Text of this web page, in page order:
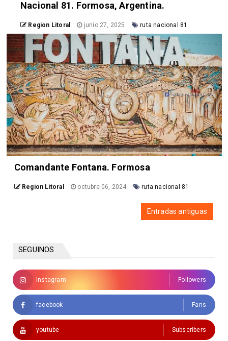
Nacional 81. Formosa, Argentina.
Region Litoral junio 27, 2025 ruta nacional 81
Comandante Fontana. Formosa
Region Litoral octubre 06, 2024 ruta nacional 81
Entradas antiguas
SEGUINOS
Instagram Followers
facebook Fans
youtube Subscribers